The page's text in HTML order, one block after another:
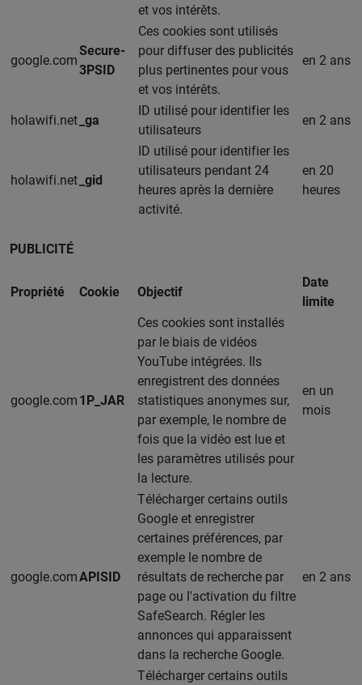
et vos intérêts.
google.com
Secure-
3PSID
Ces cookies sont utilisés
pour diffuser des publicités
plus pertinentes pour vous
et vos intérêts.
en 2 ans
holawifi.net _ga
ID utilisé pour identifier les
utilisateurs
en 2 ans
holawifi.net _gid
ID utilisé pour identifier les
utilisateurs pendant 24
heures après la dernière
activité.
en 20
heures
PUBLICITÉ
Propriété Cookie Objectif
Date
limite
google.com1P_JAR
Ces cookies sont installés
par le biais de vidéos
YouTube intégrées. Ils
enregistrent des données
statistiques anonymes sur,
par exemple, le nombre de
fois que la vidéo est lue et
les paramètres utilisés pour
la lecture.
en un
mois
google.comAPISID
Télécharger certains outils
Google et enregistrer
certaines préférences, par
exemple le nombre de
résultats de recherche par
page ou l'activation du filtre
SafeSearch. Régler les
annonces qui apparaissent
dans la recherche Google.
en 2 ans
Télécharger certains outils